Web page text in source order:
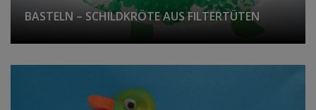
BASTELN – SCHILDKRÖTE AUS FILTERTÜTEN